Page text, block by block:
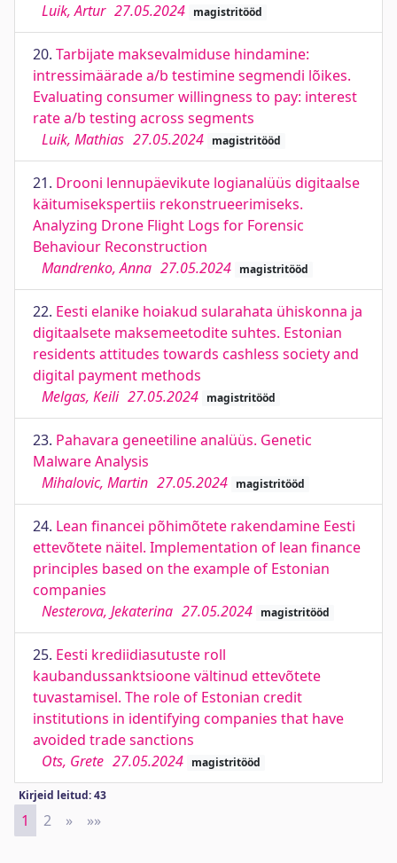
Luik, Artur 27.05.2024 magistritööd
20. Tarbijate maksevalmiduse hindamine:
intressimäärade a/b testimine segmendi lõikes.
Evaluating consumer willingness to pay: interest
rate a/b testing across segments
Luik, Mathias 27.05.2024 magistritööd
21. Drooni lennupäevikute logianalüüs digitaalse
käitumisekspertiis rekonstrueerimiseks.
Analyzing Drone Flight Logs for Forensic
Behaviour Reconstruction
Mandrenko, Anna 27.05.2024 magistritööd
22. Eesti elanike hoiakud sularahata ühiskonna ja
digitaalsete maksemeetodite suhtes. Estonian
residents attitudes towards cashless society and
digital payment methods
Melgas, Keili 27.05.2024 magistritööd
23. Pahavara geneetiline analüüs. Genetic
Malware Analysis
Mihalovic, Martin 27.05.2024 magistritööd
24. Lean financei põhimõtete rakendamine Eesti
ettevõtete näitel. Implementation of lean finance
principles based on the example of Estonian
companies
Nesterova, Jekaterina 27.05.2024 magistritööd
25. Eesti krediidiasutuste roll
kaubandussanktsioone vältinud ettevõtete
tuvastamisel. The role of Estonian credit
institutions in identifying companies that have
avoided trade sanctions
Ots, Grete 27.05.2024 magistritööd
Kirjeid leitud: 43
1 2 » Next
»»